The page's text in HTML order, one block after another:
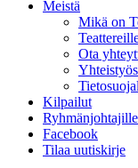
Meistä
Mikä on
Ota
Kilpailut
Ryhmänjohtajille
Facebook
Tilaa uutiskirje